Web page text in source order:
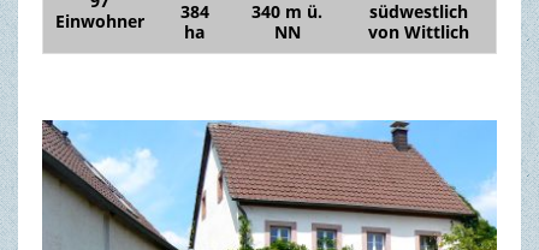
TOURISMUS & FREIZEIT
Einwohner
384
ha
340 m ü.
NN
südwestlich
von Wittlich